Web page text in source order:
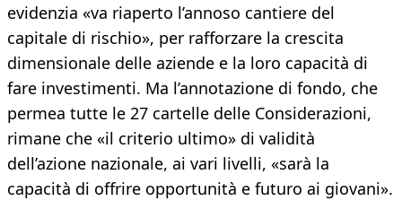
evidenzia «va riaperto l’annoso cantiere del
capitale di rischio», per rafforzare la crescita
dimensionale delle aziende e la loro capacità di
fare investimenti. Ma l’annotazione di fondo, che
permea tutte le 27 cartelle delle Considerazioni,
rimane che «il criterio ultimo» di validità
dell’azione nazionale, ai vari livelli, «sarà la
capacità di offrire opportunità e futuro ai giovani».